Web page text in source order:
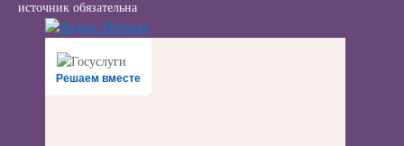
источник обязательна
Решаем вместе